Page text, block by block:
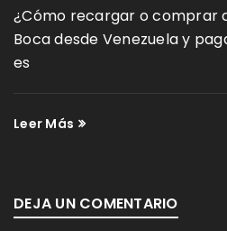
¿Cómo recargar o comprar
Boca desde Venezuela y
es
Leer Más
DEJA UN COMENTARIO